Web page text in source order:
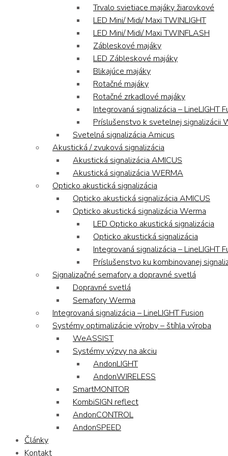
Trvalo svietiace majáky žiarovkové
LED Mini/ Midi/ Maxi TWINLIGHT
LED Mini/ Midi/ Maxi TWINFLASH
Zábleskové majáky
LED Zábleskové majáky
Blikajúce majáky
Rotačné majáky
Rotačné zrkadlové majáky
Integrovaná signalizácia – LineLIGHT
Príslušenstvo k svetelnej signalizácii
Svetelná signalizácia Amicus
Akustická / zvuková signalizácia
Akustická signalizácia AMICUS
Akustická signalizácia WERMA
Opticko akustická signalizácia
Opticko akustická signalizácia AMICUS
Opticko akustická signalizácia Werma
LED Opticko akustická signalizácia
Opticko akustická signalizácia
Integrovaná signalizácia – LineLIGHT
Príslušenstvo ku kombinovanej
Signalizačné semafory a dopravné svetlá
Dopravné svetlá
Semafory Werma
Integrovaná signalizácia – LineLIGHT Fusion
Systémy optimalizácie výroby – štíhla výroba
WeASSIST
Systémy výzvy na akciu
AndonLIGHT
AndonWIRELESS
SmartMONITOR
KombiSIGN reflect
AndonCONTROL
AndonSPEED
Články
Kontakt